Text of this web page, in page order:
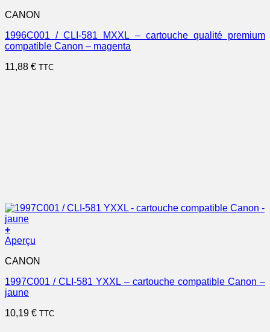
CANON
1996C001 / CLI-581 MXXL – cartouche qualité premium
compatible Canon – magenta
11,88 € TTC
+
Aperçu
CANON
1997C001 / CLI-581 YXXL – cartouche compatible Canon –
jaune
10,19 € TTC